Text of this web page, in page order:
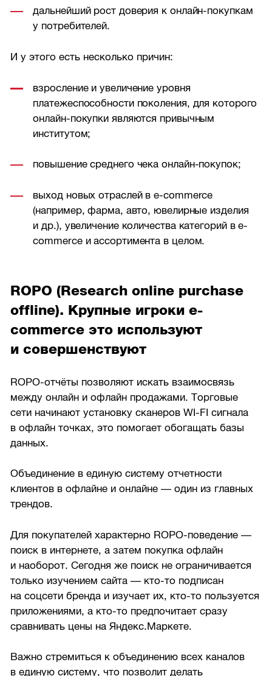
дальнейший рост доверия к онлайн-покупкам
у потребителей.
И у этого есть несколько причин:
взросление и увеличение уровня
платежеспособности поколения, для которого
онлайн-покупки являются привычным
институтом;
повышение среднего чека онлайн-покупок;
выход новых отраслей в e-commerce
(например, фарма, авто, ювелирные изделия
и др.), увеличение количества категорий в e-
commerce и ассортимента в целом.
ROPO (Research online purchase
offline). Крупные игроки e-
commerce это используют
и совершенствуют
ROPO-отчёты позволяют искать взаимосвязь
между онлайн и офлайн продажами. Торговые
сети начинают установку сканеров WI-FI сигнала
в офлайн точках, это помогает обогащать базы
данных.
Объединение в единую систему отчетности
клиентов в офлайне и онлайне — один из главных
трендов.
Для покупателей характерно ROPO-поведение —
поиск в интернете, а затем покупка офлайн
и наоборот. Сегодня же поиск не ограничивается
только изучением сайта — кто-то подписан
на соцсети бренда и изучает их, кто-то пользуется
приложениями, а кто-то предпочитает сразу
сравнивать цены на Яндекс.Маркете.
Важно стремиться к объединению всех каналов
в единую систему, что позволит делать